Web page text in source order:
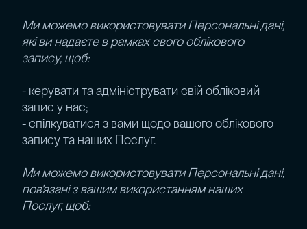
Ми можемо використовувати Персональні дані,
які ви надаєте в рамках свого облікового
запису, щоб:
- керувати та адмініструвати свій обліковий
запис у нас;
- спілкуватися з вами щодо вашого облікового
запису та наших Послуг.
Ми можемо використовувати Персональні дані,
пов'язані з вашим використанням наших
Послуг, щоб: